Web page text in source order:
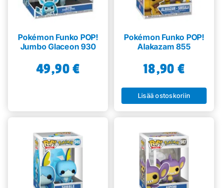
Pokémon Funko POP!
Jumbo Glaceon 930
49,90€
Pokémon Funko POP!
Alakazam 855
18,90 €
Lisää ostoskoriin